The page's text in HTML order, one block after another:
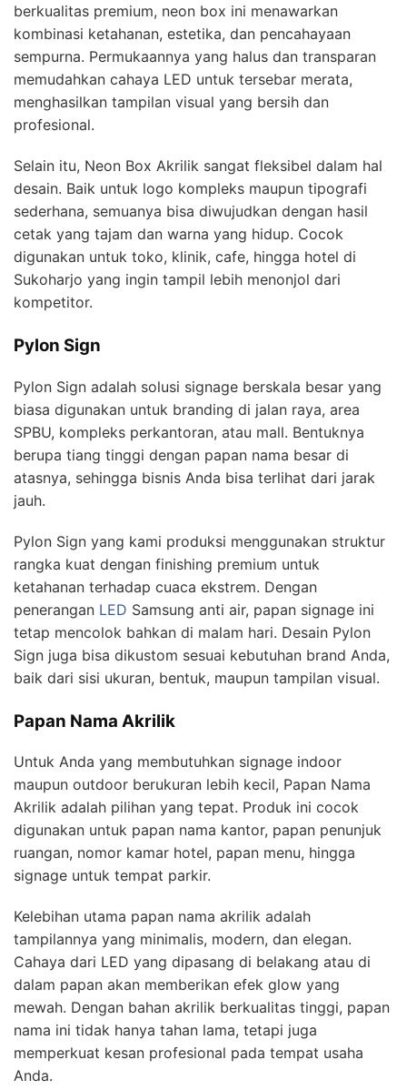
berkualitas premium, neon box ini menawarkan
kombinasi ketahanan, estetika, dan pencahayaan
sempurna. Permukaannya yang halus dan transparan
memudahkan cahaya LED untuk tersebar merata,
menghasilkan tampilan visual yang bersih dan
profesional.
Selain itu, Neon Box Akrilik sangat fleksibel dalam hal
desain. Baik untuk logo kompleks maupun tipografi
sederhana, semuanya bisa diwujudkan dengan hasil
cetak yang tajam dan warna yang hidup. Cocok
digunakan untuk toko, klinik, cafe, hingga hotel di
Sukoharjo yang ingin tampil lebih menonjol dari
kompetitor.
Pylon Sign
Pylon Sign adalah solusi signage berskala besar yang
biasa digunakan untuk branding di jalan raya, area
SPBU, kompleks perkantoran, atau mall. Bentuknya
berupa tiang tinggi dengan papan nama besar di
atasnya, sehingga bisnis Anda bisa terlihat dari jarak
jauh.
Pylon Sign yang kami produksi menggunakan struktur
rangka kuat dengan finishing premium untuk
ketahanan terhadap cuaca ekstrem. Dengan
penerangan LED Samsung anti air, papan signage ini
tetap mencolok bahkan di malam hari. Desain Pylon
Sign juga bisa dikustom sesuai kebutuhan brand Anda,
baik dari sisi ukuran, bentuk, maupun tampilan visual.
Papan Nama Akrilik
Untuk Anda yang membutuhkan signage indoor
maupun outdoor berukuran lebih kecil, Papan Nama
Akrilik adalah pilihan yang tepat. Produk ini cocok
digunakan untuk papan nama kantor, papan penunjuk
ruangan, nomor kamar hotel, papan menu, hingga
signage untuk tempat parkir.
Kelebihan utama papan nama akrilik adalah
tampilannya yang minimalis, modern, dan elegan.
Cahaya dari LED yang dipasang di belakang atau di
dalam papan akan memberikan efek glow yang
mewah. Dengan bahan akrilik berkualitas tinggi, papan
nama ini tidak hanya tahan lama, tetapi juga
memperkuat kesan profesional pada tempat usaha
Anda.